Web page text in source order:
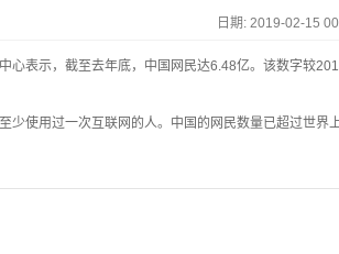
日期: 2019-02-15
心表示，截至去年底，中国网民达6.48亿。该数字较
少使用过一次互联网的人。中国的网民数量已超过世